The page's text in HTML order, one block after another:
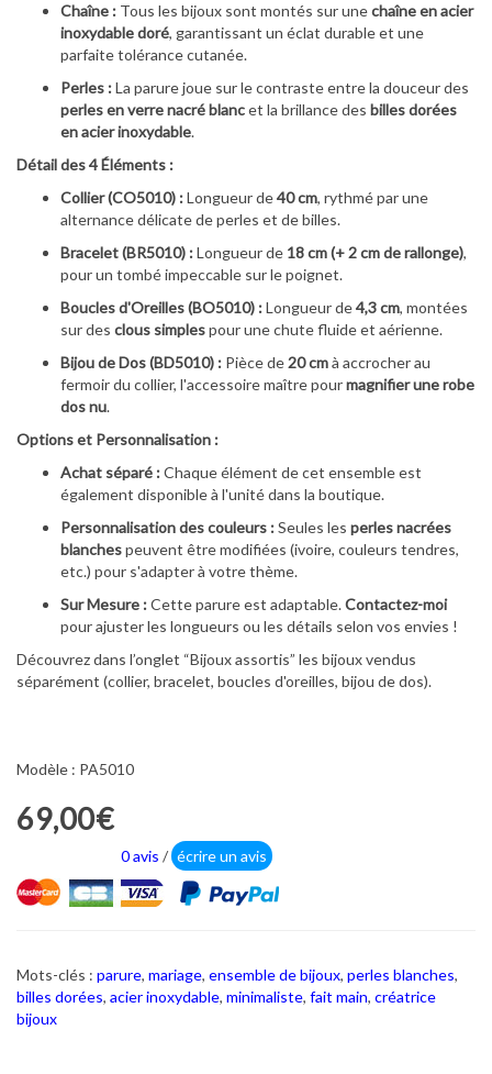
Chaîne : Tous les bijoux sont montés sur unechaîne en acier
inoxydable doré, garantissant un éclat durable et une
parfaite tolérance cutanée.
Perles :La parure joue sur le contraste entre la douceur des
perles en verre nacré blancet la brillance des billes dorées
en acier inoxydable.
Détail des 4 Éléments :
Collier (CO5010) :Longueur de40 cm, rythmé par une
alternance délicate de perles et de billes.
Bracelet (BR5010) :Longueur de 18 cm (+ 2 cm de rallonge),
pour un tombé impeccable sur le poignet.
Boucles d'Oreilles (BO5010) :Longueur de4,3 cm, montées
sur des clous simplespour une chute fluide et aérienne.
Bijou de Dos (BD5010) : Pièce de20 cmà accrocher au
fermoir du collier, l'accessoire maître pourmagnifier une robe
dos nu.
Options et Personnalisation :
Achat séparé :Chaque élément de cet ensemble est
également disponible à l'unité dans la boutique.
Personnalisation des couleurs :Seules les perles nacrées
blanchespeuvent être modifiées (ivoire, couleurs tendres,
etc.) pour s'adapter à votre thème.
Sur Mesure :Cette parure est adaptable.Contactez-moi
pour ajuster les longueurs ou les détails selon vos envies !
Découvrez dans l’onglet “Bijoux assortis” les bijoux vendus
séparément (collier, bracelet, boucles d'oreilles, bijou de dos).
Modèle : PA5010
69,00€
0 avis / écrire un avis
Mots-clés : parure, mariage, ensemble de bijoux, perles blanches,
billes dorées, acier inoxydable, minimaliste, fait main, créatrice
bijoux